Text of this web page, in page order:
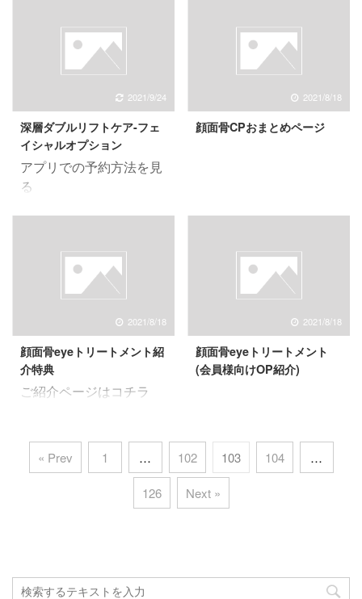
2021/9/24
深層ダブルリフトケア-フェ
イシャルオプション
アプリでの予約方法を見
る
2021/8/18
顔面骨CPおまとめページ
2021/8/18
顔面骨eyeトリートメント紹
介特典
ご紹介ページはコチラ
2021/8/18
顔面骨eyeトリートメント
(会員様向けOP紹介)
« Prev 1 … 102 103 104 …
126 Next »